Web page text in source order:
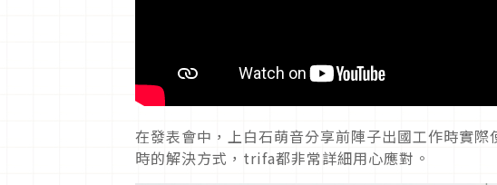
在發表會中，上白石萌音分享前陣子出國工作時實
時的解決方式，trifa都非常詳細用心應對。